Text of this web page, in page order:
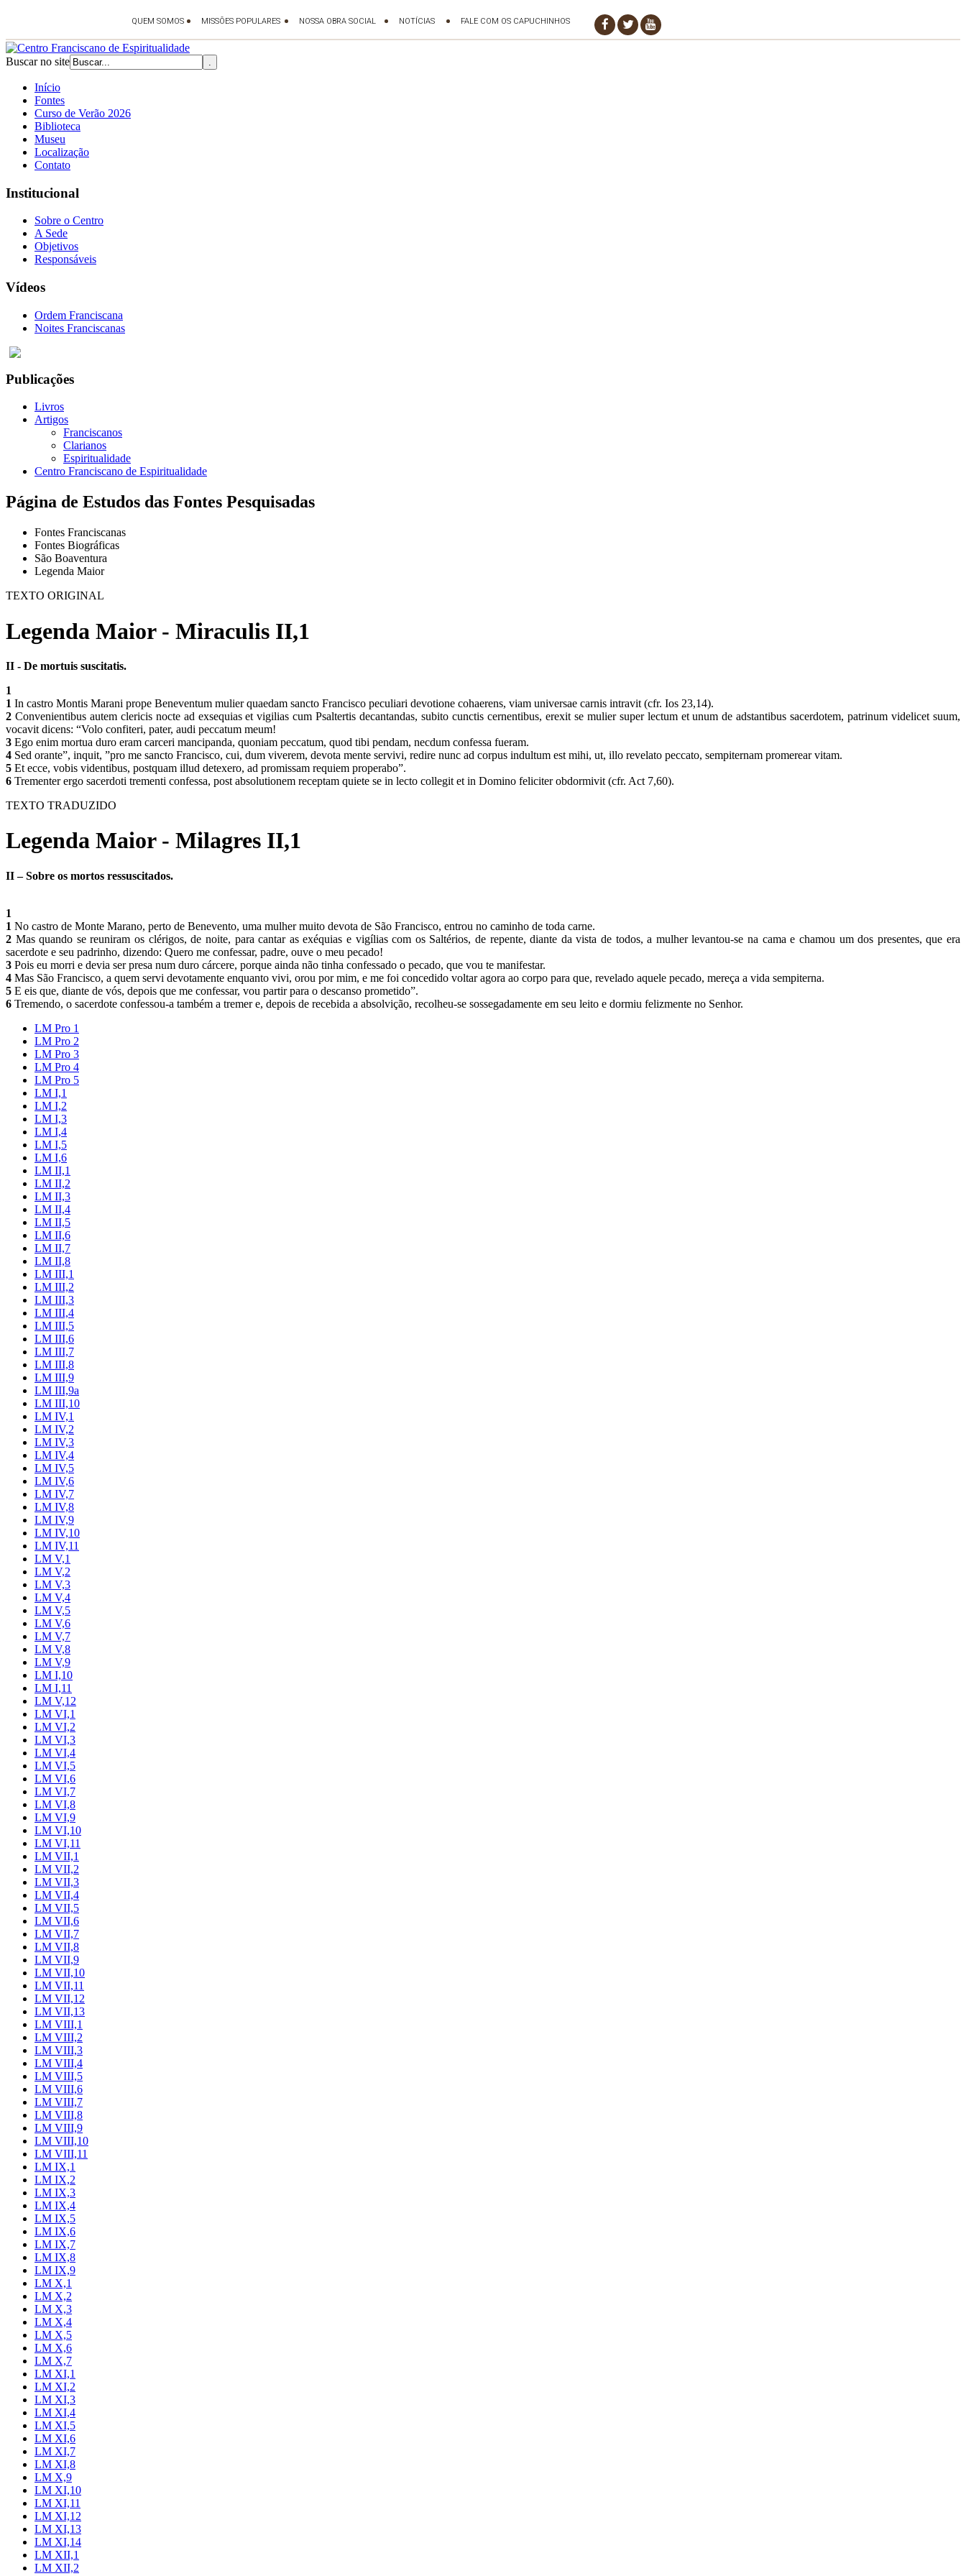
Buscar no site
Início
Fontes
Curso de Verão 2026
Biblioteca
Museu
Localização
Contato
Institucional
Sobre o Centro
A Sede
Objetivos
Responsáveis
Vídeos
Ordem Franciscana
Noites Franciscanas
Publicações
Livros
Artigos
Franciscanos
Clarianos
Espiritualidade
Centro Franciscano de Espiritualidade
Página de Estudos das Fontes Pesquisadas
Fontes Franciscanas
Fontes Biográficas
São Boaventura
Legenda Maior
TEXTO ORIGINAL
Legenda Maior - Miraculis II,1
II - De mortuis suscitatis.
1
1 In castro Montis Marani prope Beneventum mulier quaedam sancto Francisco peculiari devotione cohaerens, viam universae carnis intravit (cfr. Ios 23,14).
2 Convenientibus autem clericis nocte ad exsequias et vigilias cum Psaltertis decantandas, subito cunctis cernentibus, erexit se mulier super lectum et unum de adstantibus sacerdotem, patrinum videlicet suum,
vocavit dicens: “Volo confiteri, pater, audi peccatum meum!
3 Ego enim mortua duro eram carceri mancipanda, quoniam peccatum, quod tibi pendam, necdum confessa fueram.
4 Sed orante”, inquit, ”pro me sancto Francisco, cui, dum viverem, devota mente servivi, redire nunc ad corpus indultum est mihi, ut, illo revelato peccato, sempiternam promerear vitam.
5 Et ecce, vobis videntibus, postquam illud detexero, ad promissam requiem properabo”.
6 Trementer ergo sacerdoti trementi confessa, post absolutionem receptam quiete se in lecto collegit et in Domino feliciter obdormivit (cfr. Act 7,60).
TEXTO TRADUZIDO
Legenda Maior - Milagres II,1
II – Sobre os mortos ressuscitados.
1
1 No castro de Monte Marano, perto de Benevento, uma mulher muito devota de São Francisco, entrou no caminho de toda carne.
2 Mas quando se reuniram os clérigos, de noite, para cantar as exéquias e vigílias com os Saltérios, de repente, diante da vista de todos, a mulher levantou-se na cama e chamou um dos presentes, que era
sacerdote e seu padrinho, dizendo: Quero me confessar, padre, ouve o meu pecado!
3 Pois eu morri e devia ser presa num duro cárcere, porque ainda não tinha confessado o pecado, que vou te manifestar.
4 Mas São Francisco, a quem servi devotamente enquanto vivi, orou por mim, e me foi concedido voltar agora ao corpo para que, revelado aquele pecado, mereça a vida sempiterna.
5 E eis que, diante de vós, depois que me confessar, vou partir para o descanso prometido”.
6 Tremendo, o sacerdote confessou-a também a tremer e, depois de recebida a absolvição, recolheu-se sossegadamente em seu leito e dormiu felizmente no Senhor.
LM Pro 1
LM Pro 2
LM Pro 3
LM Pro 4
LM Pro 5
LM I,1
LM I,2
LM I,3
LM I,4
LM I,5
LM I,6
LM II,1
LM II,2
LM II,3
LM II,4
LM II,5
LM II,6
LM II,7
LM II,8
LM III,1
LM III,2
LM III,3
LM III,4
LM III,5
LM III,6
LM III,7
LM III,8
LM III,9
LM III,9a
LM III,10
LM IV,1
LM IV,2
LM IV,3
LM IV,4
LM IV,5
LM IV,6
LM IV,7
LM IV,8
LM IV,9
LM IV,10
LM IV,11
LM V,1
LM V,2
LM V,3
LM V,4
LM V,5
LM V,6
LM V,7
LM V,8
LM V,9
LM I,10
LM I,11
LM V,12
LM VI,1
LM VI,2
LM VI,3
LM VI,4
LM VI,5
LM VI,6
LM VI,7
LM VI,8
LM VI,9
LM VI,10
LM VI,11
LM VII,1
LM VII,2
LM VII,3
LM VII,4
LM VII,5
LM VII,6
LM VII,7
LM VII,8
LM VII,9
LM VII,10
LM VII,11
LM VII,12
LM VII,13
LM VIII,1
LM VIII,2
LM VIII,3
LM VIII,4
LM VIII,5
LM VIII,6
LM VIII,7
LM VIII,8
LM VIII,9
LM VIII,10
LM VIII,11
LM IX,1
LM IX,2
LM IX,3
LM IX,4
LM IX,5
LM IX,6
LM IX,7
LM IX,8
LM IX,9
LM X,1
LM X,2
LM X,3
LM X,4
LM X,5
LM X,6
LM X,7
LM XI,1
LM XI,2
LM XI,3
LM XI,4
LM XI,5
LM XI,6
LM XI,7
LM XI,8
LM X,9
LM XI,10
LM XI,11
LM XI,12
LM XI,13
LM XI,14
LM XII,1
LM XII,2